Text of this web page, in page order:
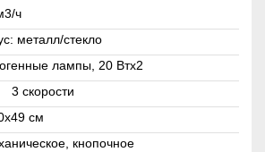
ч
металл/стекло
лампы, 20 Втx2
3 скорости
см
кнопочное